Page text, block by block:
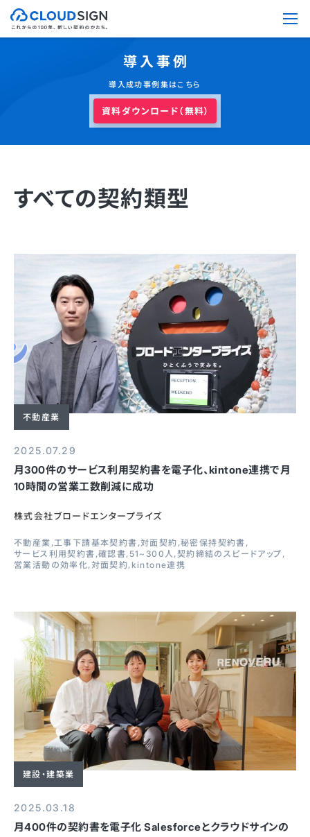
導入事例
導入成功事例集はこちら
資料ダウンロード（無料）
すべての契約類型
不動産業
2025.07.29
月300件のサービス利用契約書を電子化、kintone連携で月
10時間の営業工数削減に成功
株式会社ブロードエンタープライズ
不動産業 工事下請基本契約書 対面契約 秘密保持契約書
サービス利用契約書 確認書 51~300人 契約締結のスピードアップ
営業活動の効率化 対面契約 kintone連携
建設・建築業
2025.03.18
月400件の契約書を電子化 Salesforceとクラウドサインの